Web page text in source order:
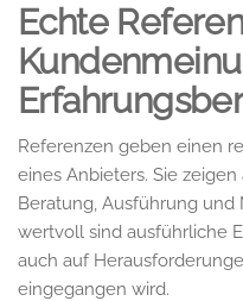
Echte
Referenzen geben einen
eines Anbieters. Sie
Beratung, Ausführung
wertvoll sind ausführliche
auch auf
eingegangen wird.